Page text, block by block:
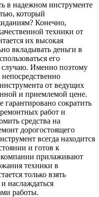
в надежном инструменте
который
Конечно,
техники от
их высокая
вкладывать деньги в
его
случаю. Именно поэтому
от ведущих
и приемлемой цене.
сократить
работ и
средства на
дорогостоящего
всегда находится
и готов к
прилаживают
техники в
только взять
наслаждаться
работы.